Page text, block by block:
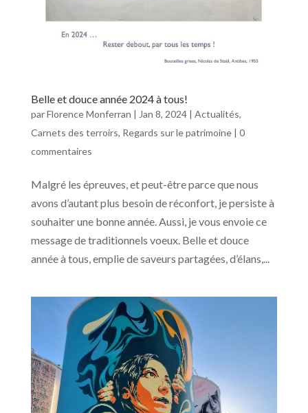
Belle et douce année 2024 à tous!
parFlorence Monferran | Jan 8, 2024| Actualités,
Carnets des terroirs, Regards sur le patrimoine| 0
commentaires
Malgré les épreuves, et peut-être parce que nous
avons d’autant plus besoin de réconfort, je persiste à
souhaiter une bonne année. Aussi, je vous envoie ce
message de traditionnels voeux. Belle et douce
année à tous, emplie de saveurs partagées, d’élans,...